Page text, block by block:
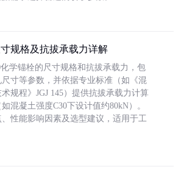
规格及抗拔承载力详解
学锚栓的尺寸规格和抗拔承载力，包
寸等参数，并依据专业标准（如《混
规程》JGJ 145）提供抗拔承载力计算
混凝土强度C30下设计值约80kN）。
性能影响因素及选型建议，适用于工